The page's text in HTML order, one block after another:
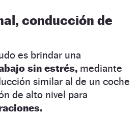
conducción de
es brindar una
sin estrés, mediante
similar al de un coche
de alto nivel para